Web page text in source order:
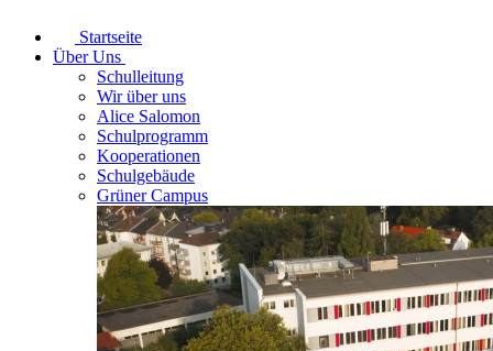
Startseite
Über Uns
Schulleitung
Wir über uns
Alice Salomon
Schulprogramm
Kooperationen
Schulgebäude
Grüner Campus